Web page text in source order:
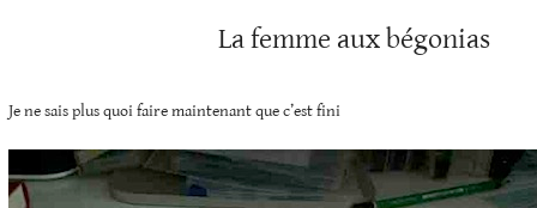
La femme aux bégonias
Je ne sais plus quoi faire maintenant que c’est fini